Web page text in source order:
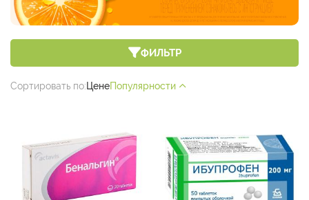
ФИЛЬТР
Сортировать по: ЦенеПопулярности